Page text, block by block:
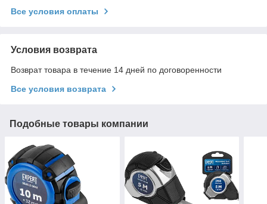
Все условия оплаты
Условия возврата
Возврат товара в течение 14 дней по договоренности
Все условия возврата
Подобные товары компании